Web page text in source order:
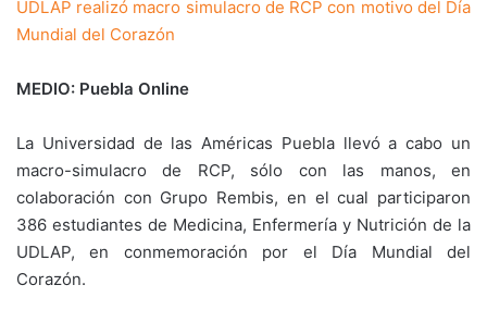
UDLAP realizó macro simulacro de RCP con motivo del Día
Mundial del Corazón
MEDIO: Puebla Online
La Universidad de las Américas Puebla llevó a cabo un
macro-simulacro de RCP, sólo con las manos, en
colaboración con Grupo Rembis, en el cual participaron
386 estudiantes de Medicina, Enfermería y Nutrición de la
UDLAP, en conmemoración por el Día Mundial del
Corazón.